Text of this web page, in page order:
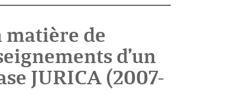
matière de
d’un
JURICA (2007-